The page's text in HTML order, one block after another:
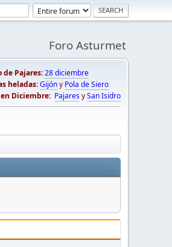
Foro Asturmet
de Pajares:28 diciembre
heladas:Gijóny Pola de Siero
Diciembre: PajaresySan Isidro